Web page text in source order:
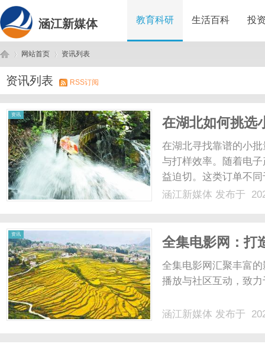
涵江新媒体 教育科研 生活百科 投
涵 ›
网站首页
›
资讯列表
资讯列表 RSS订阅
资讯
在湖北如何挑选
速打样企业推荐
在湖北寻找靠谱的小
与打样效率。随着电
益迫切。这类订单不
付能力有着极高要求
涵江新媒体 发布于
资讯
全集电影网：打
全集电影网汇聚丰富
播放与社区互动，致
涵江新媒体 发布于